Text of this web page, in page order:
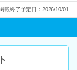
載終了予定日：2026/10/01